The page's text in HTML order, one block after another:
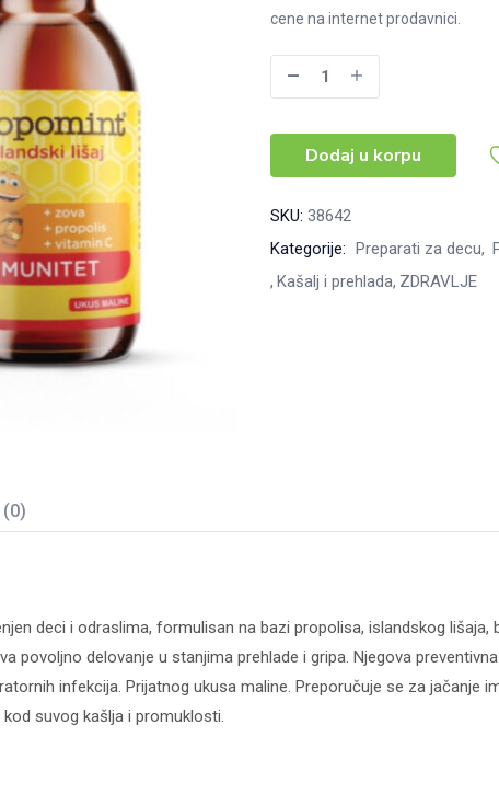
cene na internet prodavnici.
Propomint
Islandski
150g
količina
Dodaj u korpu
SKU: 38642
Kategorije: Preparati za decu
Kašalj i prehlada ZDRAVLJE
(0)
deci i odraslima, formulisan na bazi propolisa, islandskog
povoljno delovanje u stanjima prehlade i gripa. Njegova
infekcija. Prijatnog ukusa maline. Preporučuje se za jačanje
suvog kašlja i promuklosti.